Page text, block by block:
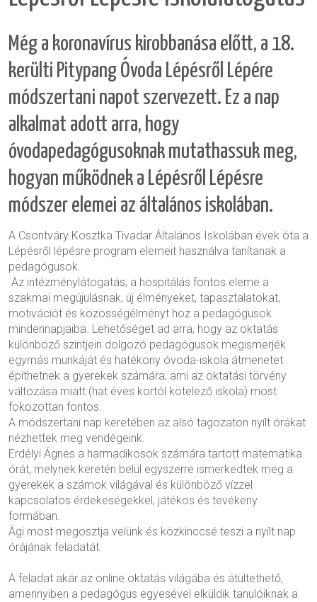
Még a koronavírus kirobbanása előtt, a 18.
kerülti Pitypang Óvoda Lépésről Lépére
módszertani napot szervezett. Ez a nap
alkalmat adott arra, hogy
óvodapedagógusoknak mutathassuk meg,
hogyan működnek a Lépésről Lépésre
módszer elemei az általános iskolában.
A Csontváry Kosztka Tivadar Általános Iskolában évek óta a
Lépésről lépésre program elemeit használva tanítanak a
pedagógusok.
Az intézménylátogatás, a hospitálás fontos eleme a
szakmai megújulásnak, új élményeket, tapasztalatokat,
motivációt és közösségélményt hoz a pedagógusok
mindennapjaiba. Lehetőséget ad arra, hogy az oktatás
különböző szintjein dolgozó pedagógusok megismerjék
egymás munkáját és hatékony óvoda-iskola átmenetet
építhetnek a gyerekek számára, ami az oktatási törvény
változása miatt (hat éves kortól kötelező iskola) most
fokozottan fontos.
A módszertani nap keretében az alsó tagozaton nyílt órákat
nézhettek meg vendégeink.
Erdélyi Ágnes a harmadikosok számára tartott matematika
órát, melynek keretén belül egyszerre ismerkedtek meg a
gyerekek a számok világával és különböző vízzel
kapcsolatos érdekeségekkel, játékos és tevékeny
formában.
Ági most megosztja velünk és közkinccsé teszi a nyílt nap
órájának feladatát.
A feladat akár az online oktatás világába és átültethető,
amennyiben a pedagógus egyesével elküldik tanulóiknak a